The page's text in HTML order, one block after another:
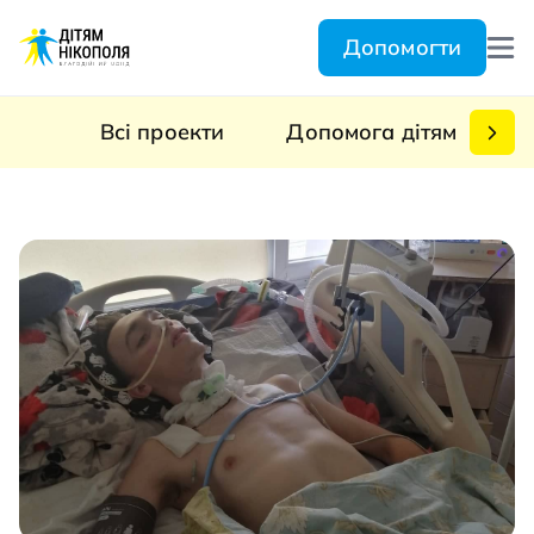
Допомогти
Всі проекти Допомога дітям